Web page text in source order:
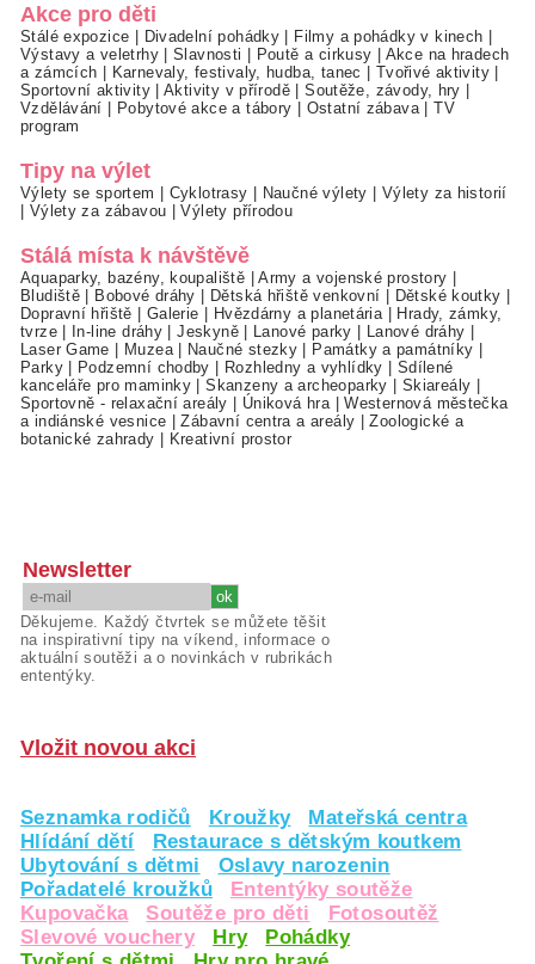
Akce pro děti
Stálé expozice | Divadelní pohádky | Filmy a pohádky v kinech |
Výstavy a veletrhy|Slavnosti | Poutě a cirkusy | Akce na hradech
a zámcích | Karnevaly, festivaly, hudba, tanec | Tvořivé aktivity |
Sportovní aktivity|Aktivity v přírodě |Soutěže, závody, hry |
Vzdělávání | Pobytové akce a tábory | Ostatní zábava |TV
program
Tipy na výlet
Výlety se sportem | Cyklotrasy | Naučné výlety | Výlety za historií
| Výlety za zábavou |Výlety přírodou
Stálá místa k návštěvě
Aquaparky, bazény, koupaliště |Army a vojenské prostory |
Bludiště | Bobové dráhy | Dětská hřiště venkovní | Dětské koutky |
Dopravní hřiště | Galerie | Hvězdárny a planetária | Hrady, zámky,
tvrze| In-line dráhy |Jeskyně| Lanové parky | Lanové dráhy |
Laser Game | Muzea| Naučné stezky | Památky a památníky |
Parky| Podzemní chodby | Rozhledny a vyhlídky | Sdílené
kanceláře pro maminky |Skanzeny a archeoparky | Skiareály |
Sportovně - relaxační areály | Úniková hra |Westernová městečka
a indiánské vesnice |Zábavní centra a areály |Zoologické a
botanické zahrady | Kreativní prostor
Newsletter
Děkujeme. Každý čtvrtek se můžete těšit
na inspirativní tipy na víkend, informace o
aktuální soutěži a o novinkách v rubrikách
ententýky.
Vložit novou akci
Seznamka rodičů Kroužky
Mateřská centra
Hlídání dětí
Restaurace s dětským koutkem
Ubytování s dětmi
Oslavy narozenin
Pořadatelé kroužků
Ententýky soutěže
Kupovačka
Soutěže pro děti
Fotosoutěž
Slevové vouchery
Hry
Pohádky